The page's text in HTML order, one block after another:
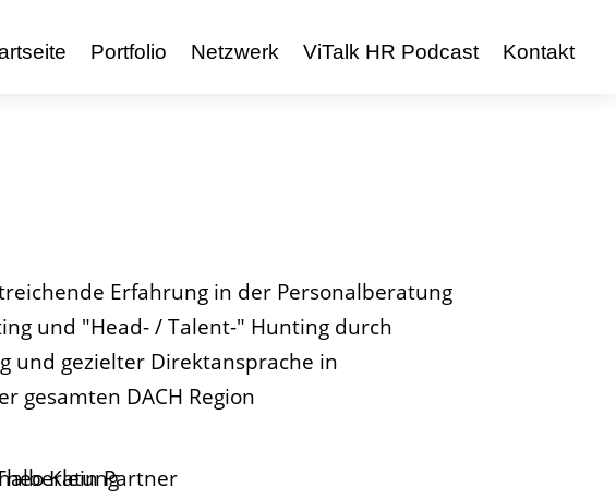
Portfolio Netzwerk ViTalk HR Podcast Kontakt
Erfahrung in der Personalberatung
und "Head- / Talent-" Hunting durch
und gezielter Direktansprache in
gesamten DACH Region